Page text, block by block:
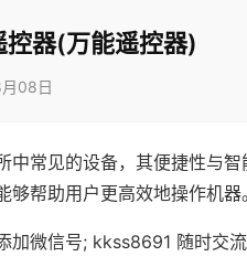
控器(万能遥控器)
08日
中常见的设备，其便捷性与
帮助用户更高效地操作机器。
微信号; kkss8691 随时交流